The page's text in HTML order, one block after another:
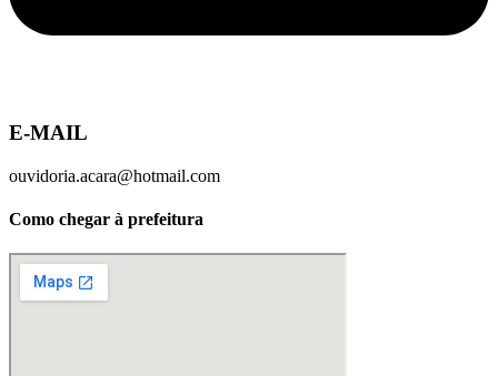
E-MAIL
ouvidoria.acara@hotmail.com
Como chegar à prefeitura